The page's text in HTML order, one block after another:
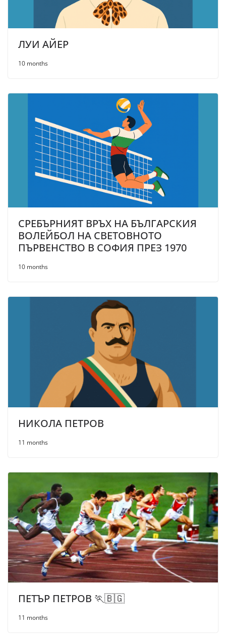
ЛУИ АЙЕР
10 months
СРЕБЪРНИЯТ ВРЪХ НА БЪЛГАРСКИЯ
ВОЛЕЙБОЛ НА СВЕТОВНОТО
ПЪРВЕНСТВО В СОФИЯ ПРЕЗ 1970
10 months
НИКОЛА ПЕТРОВ
11 months
ПЕТЪР ПЕТРОВ 🏃🇧🇬
11 months